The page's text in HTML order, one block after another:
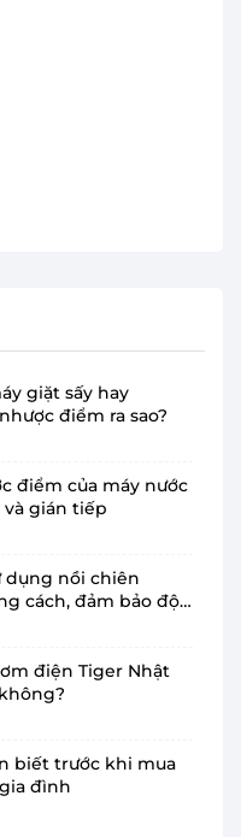
giặt sấy hay
điểm ra sao?
điểm của máy nước
gián tiếp
dụng nồi chiên
cách, đảm bảo độ
điện Tiger Nhật
biết trước khi mua
đình